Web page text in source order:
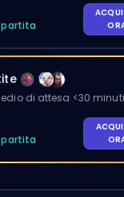
partita
di attesa <30 minuti
partita